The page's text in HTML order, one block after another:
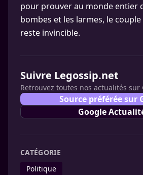
pour prouver au monde entier
bombes et les larmes, le
reste invincible.
Suivre Legossip.net
Retrouvez toutes nos actualités sur
Source préférée sur
Google
CATÉGORIE
Politique